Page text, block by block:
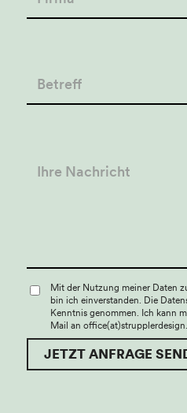
Mit der Nutzung meiner Daten
bin ich einverstanden. Die
Kenntnis genommen. Ich kann
Mail an